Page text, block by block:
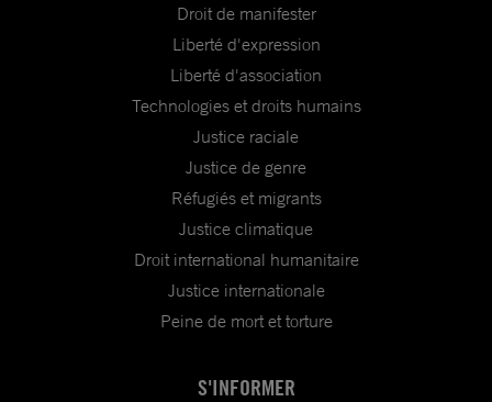
Droit de manifester
Liberté d'expression
Liberté d'association
Technologies et droits humains
Justice raciale
Justice de genre
Réfugiés et migrants
Justice climatique
Droit international humanitaire
Justice internationale
Peine de mort et torture
S'INFORMER